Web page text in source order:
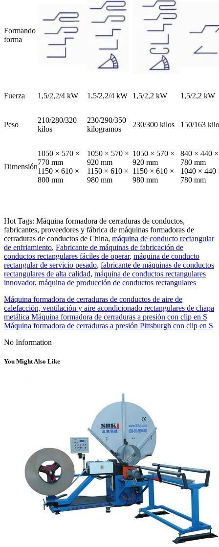
Formando
forma
Fuerza 1,5/2,2/4 kW 1,5/2,2/4 kW 1,5/2,2 kW 1,5/2,2 kW
Peso
210/280/320
kilos
230/290/350
kilogramos
230/300 kilos 150/163
Dimensión
1050 × 570 ×
770 mm
1150 × 610 ×
800 mm
1050 × 570 ×
920 mm
1150 × 610 ×
980 mm
1050 × 570 ×
920 mm
1150 × 610 ×
980 mm
840 × 440 ×
780 mm
1040 × 440
780 mm
Hot Tags: Máquina formadora de cerraduras de conductos,
fabricantes, proveedores y fábrica de máquinas formadoras de
cerraduras de conductos de China, máquina de conducto rectangular
de enfriamiento, Fabricante de máquinas de fabricación de
conductos rectangulares fáciles de operar, máquina de conducto
rectangular de servicio pesado, fabricante de máquinas de conductos
rectangulares de alta calidad, máquina de conductos rectangulares
innovador, máquina de producción de conductos rectangulares
Máquina formadora de cerraduras de conductos de aire de
calefacción, ventilación y aire acondicionado rectangulares de chapa
metálica Máquina formadora de cerraduras a presión con clip en S
Máquina formadora de cerraduras a presión Pittsburgh con clip en S
No Information
You Might Also Like